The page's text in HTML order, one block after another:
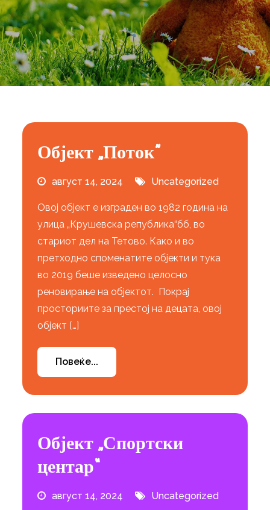
Објект „Поток”
август 14, 2024 Uncategorized
Овој објект е изграден во 1982 година на
улица „Крушевска република“бб, во
стариот дел на Тетово. Како и во
претходно споменатите објекти и тука
во 2019 беше изведено целосно
реновирање на објектот. Покрај
просториите за престој на децата, овој
објект […]
Повеќе...
Објект „Спортски
центар“
август 14, 2024 Uncategorized